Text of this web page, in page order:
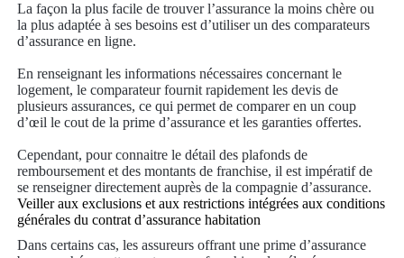
La façon la plus facile de trouver l’assurance la moins chère ou
la plus adaptée à ses besoins est d’utiliser un des comparateurs
d’assurance en ligne.
En renseignant les informations nécessaires concernant le
logement, le comparateur fournit rapidement les devis de
plusieurs assurances, ce qui permet de comparer en un coup
d’œil le cout de la prime d’assurance et les garanties offertes.
Cependant, pour connaitre le détail des plafonds de
remboursement et des montants de franchise, il est impératif de
se renseigner directement auprès de la compagnie d’assurance.
Veiller aux exclusions et aux restrictions intégrées aux conditions
générales du contrat d’assurance habitation
Dans certains cas, les assureurs offrant une prime d’assurance